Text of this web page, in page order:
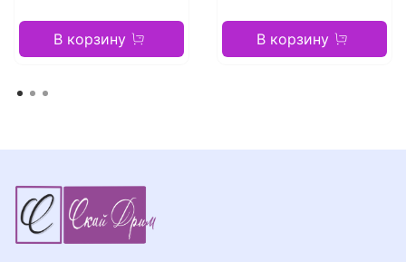
В корзину В корзину